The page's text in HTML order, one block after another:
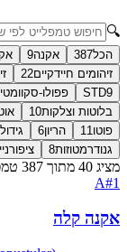
🔍
הכל387 אקנה9
זיהומים חיידקיים22
STD9 פפולו-סקוומטי
בלוטות וצלקות10
פוטו11 הריון6
גנודרמטוזות8
מציג 40 מתוך 387 טמפלייטים
A#1
אקנה קלה